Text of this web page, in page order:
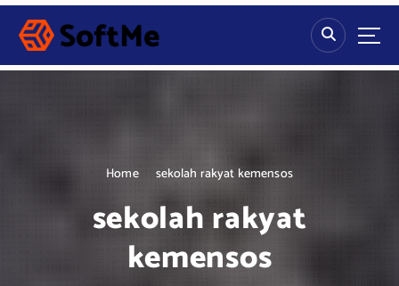
S
p
Home sekolah rakyat kemensos
sekolah rakyat
kemensos